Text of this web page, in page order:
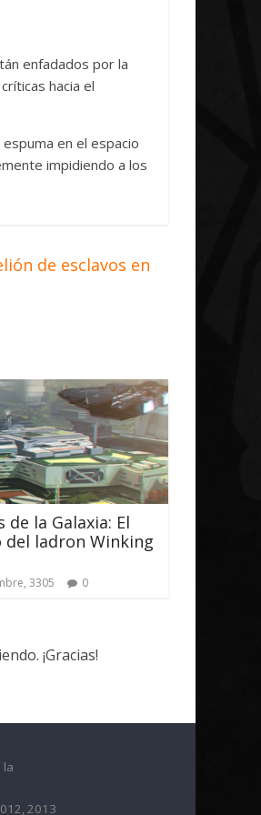
enfadados por la
hacia el
en el espacio
impidiendo a los
de esclavos en
de la Galaxia: El
del ladron Winking
3305 0
¡Gracias!
la
2013